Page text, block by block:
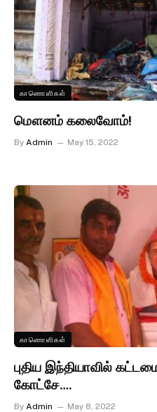
காணொளிகள்
மௌனம் கலைவோம்!
By Admin May 15, 2022
காணொளிகள்
புதிய இந்தியாவில்
கோட்சே….
By Admin May 8, 2022